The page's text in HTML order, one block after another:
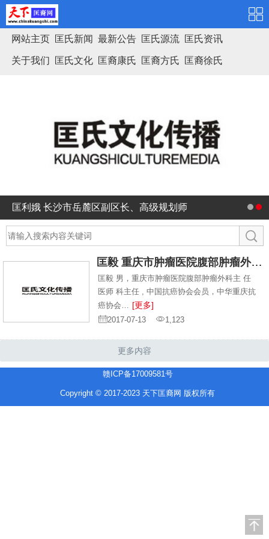
网站主页 匡氏新闻 最新公告 匡氏源流 匡氏资讯
关于我们 匡氏文化 匡裔康氏 匡裔方氏 匡裔徐氏
匡利娥 长沙市岳麓区副区长、高级规划师
匡毅 重庆市肿瘤医院腹部肿瘤外科主任医师
匡毅 男，重庆市肿瘤医院腹部肿瘤外科主 任
医师 科主任 , 中国抗癌协会会员，中华重庆抗
癌协会…
[更多]
2017-07-13 1,123
更多内容
赣ICP备17009581号
Copyright © 2017-2023 天下匡裔网 版权所有